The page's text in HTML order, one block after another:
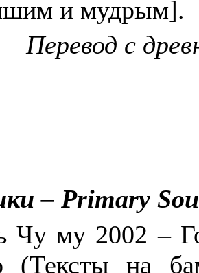
и мудрым].
Перевод с
‒ Primary
Чу му 2002 –
на